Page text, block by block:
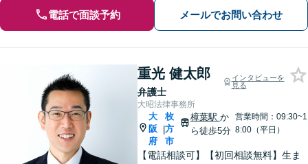
電話で面談予約 メールでお問い合わせ
重光 健太郎
弁護士
インタビューを
見る
大昭法律事務所
大
阪
府
|
枚
方
市
樟葉駅 か
ら徒歩5分
営業時間：09:30~1
8:00（平日）
【電話相談可】【初回相談無料】生ま